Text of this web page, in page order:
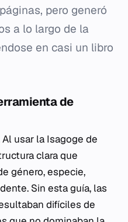
pero generó
a lo largo de la
en casi un libro
de
usar la Isagoge de
clara que
género, especie,
Sin esta guía, las
difíciles de